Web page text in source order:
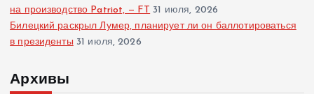
на производство Patriot, — FT 31 июля, 2026
Билецкий раскрыл Лумер, планирует ли он баллотироваться
в президенты 31 июля, 2026
Архивы